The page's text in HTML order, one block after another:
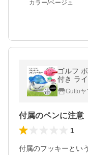
カラー/ベージュ
ゴルフ
付き ラ
グッズ
Guttoヤ
付属のペンに注意
1
付属のフッキーとい